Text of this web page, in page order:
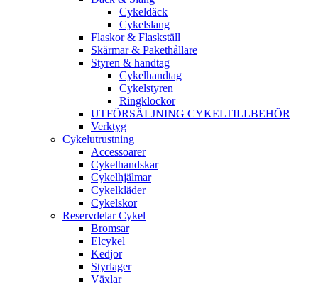
Cykeldäck
Cykelslang
Flaskor & Flaskställ
Skärmar & Pakethållare
Styren & handtag
Cykelhandtag
Cykelstyren
Ringklockor
UTFÖRSÄLJNING CYKELTILLBEHÖR
Verktyg
Cykelutrustning
Accessoarer
Cykelhandskar
Cykelhjälmar
Cykelkläder
Cykelskor
Reservdelar Cykel
Bromsar
Elcykel
Kedjor
Styrlager
Växlar